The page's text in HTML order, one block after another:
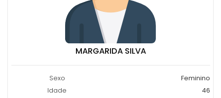
MARGARIDA SILVA
Sexo
Feminino
Idade
46